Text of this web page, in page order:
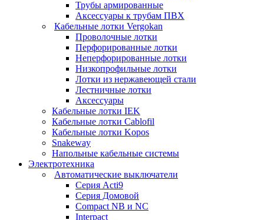
Трубы армированные
Аксессуары к трубам ПВХ
Кабельные лотки Vergokan
Проволочные лотки
Перфорированные лотки
Неперфорированные лотки
Низкопрофильные лотки
Лотки из нержавеющей стали
Лестничные лотки
Аксессуары
Кабельные лотки IEK
Кабельные лотки Cablofil
Кабельные лотки Kopos
Snakeway
Напольные кабельные системы
Электротехника
Автоматические выключатели
Серия Acti9
Серия Домовой
Compact NB и NC
Interpact